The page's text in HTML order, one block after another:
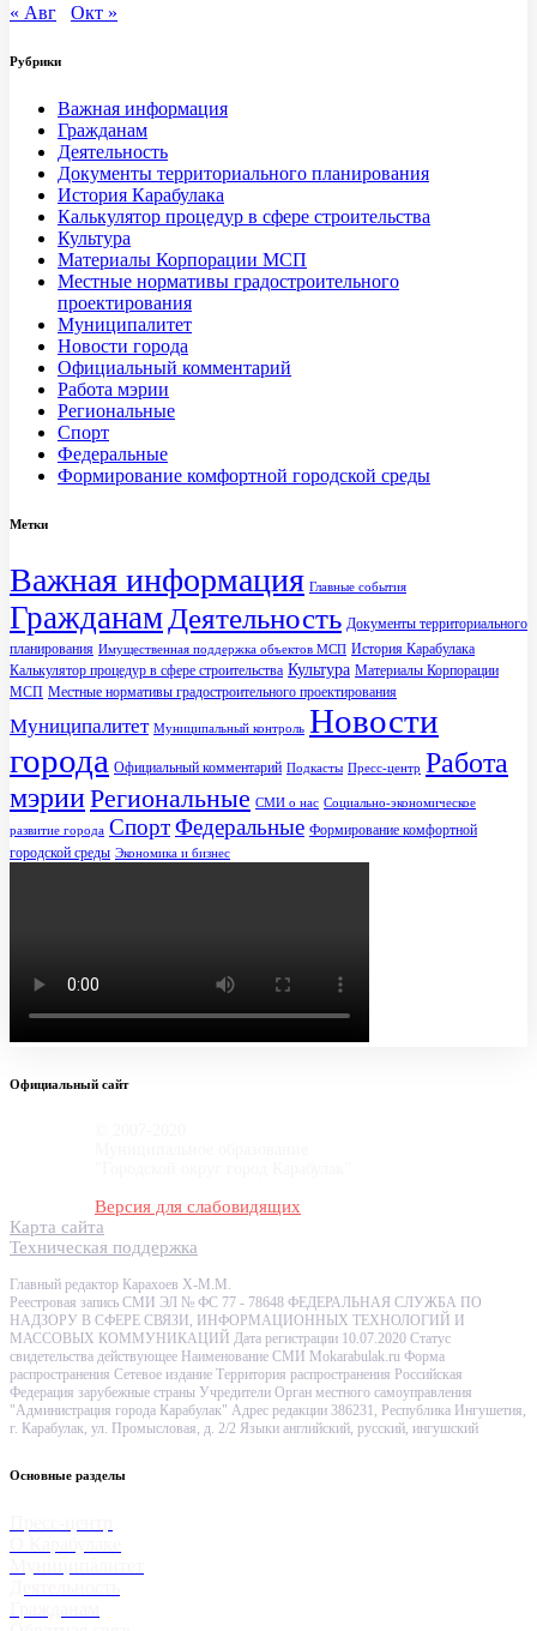
« Авг
Окт »
Рубрики
Важная информация
Гражданам
Деятельность
Документы территориального планирования
История Карабулака
Калькулятор процедур в сфере строительства
Культура
Материалы Корпорации МСП
Местные нормативы градостроительного
проектирования
Муниципалитет
Новости города
Официальный комментарий
Работа мэрии
Региональные
Спорт
Федеральные
Формирование комфортной городской среды
Метки
Важная информация Главные события
Гражданам Деятельность Документы территориального
планирования Имущественная поддержка объектов МСП История Карабулака
Калькулятор процедур в сфере строительства Культура Материалы Корпорации
МСП Местные нормативы градостроительного проектирования
Муниципалитет Муниципальный контроль Новости
города Официальный комментарий Подкасты Пресс-центр Работа
мэрииРегиональные СМИ о нас Социально-экономическое
развитие города СпортФедеральные Формирование комфортной
городской среды Экономика и бизнес
Официальный сайт
Версия для слабовидящих
Карта сайта
Техническая поддержка
Главный редактор Карахоев Х-М.М.
Реестровая запись СМИ ЭЛ № ФС 77 - 78648 ФЕДЕРАЛЬНАЯ СЛУЖБА ПО
НАДЗОРУ В СФЕРЕ СВЯЗИ, ИНФОРМАЦИОННЫХ ТЕХНОЛОГИЙ И
МАССОВЫХ КОММУНИКАЦИЙ Дата регистрации 10.07.2020 Статус
свидетельства действующее Наименование СМИ Mokarabulak.ru Форма
распространения Сетевое издание Территория распространения Российская
Федерация зарубежные страны Учредители Орган местного самоуправления
"Администрация города Карабулак" Адрес редакции 386231, Республика Ингушетия,
г. Карабулак, ул. Промысловая, д. 2/2 Языки английский, русский, ингушский
Основные разделы